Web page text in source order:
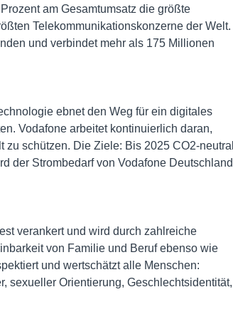
am Gesamtumsatz die größte
Telekommunikationskonzerne der Welt.
und verbindet mehr als 175 Millionen
ebnet den Weg für ein digitales
Vodafone arbeitet kontinuierlich daran,
schützen. Die Ziele: Bis 2025 CO2-neutral
der Strombedarf von Vodafone Deutschland
verankert und wird durch zahlreiche
von Familie und Beruf ebenso wie
und wertschätzt alle Menschen:
sexueller Orientierung, Geschlechtsidentität,